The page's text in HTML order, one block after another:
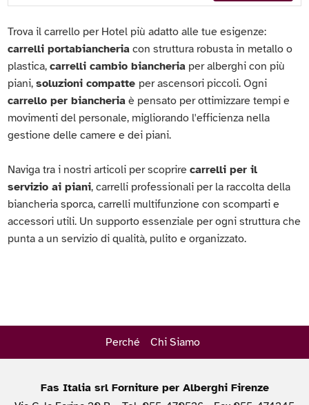
Trova il carrello per Hotel più adatto alle tue esigenze:
carrelli portabiancheria con struttura robusta in metallo o
plastica,carrelli cambio biancheria per alberghi con più
piani,soluzioni compatte per ascensori piccoli. Ogni
carrello per biancheria è pensato per ottimizzare tempi e
movimenti del personale, migliorando l'efficienza nella
gestione delle camere e dei piani.
Naviga tra i nostri articoli per scoprirecarrelli per il
servizio ai piani, carrelli professionali per la raccolta della
biancheria sporca, carrelli multifunzione con scomparti e
accessori utili. Un supporto essenziale per ogni struttura che
punta a un servizio di qualità, pulito e organizzato.
Perché Chi Siamo
Fas Italia srl Forniture per Alberghi Firenze